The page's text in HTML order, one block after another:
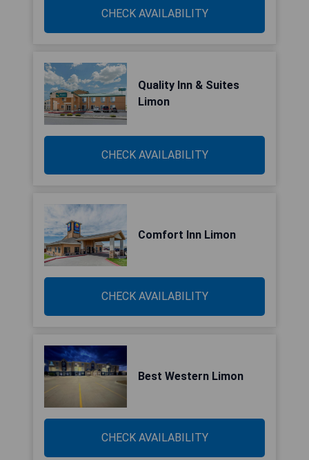
CHECK AVAILABILITY
Quality Inn & Suites
Limon
CHECK AVAILABILITY
Comfort Inn Limon
CHECK AVAILABILITY
Best Western Limon
CHECK AVAILABILITY